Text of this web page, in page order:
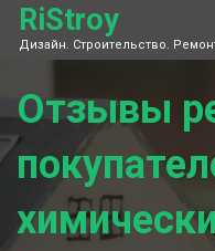
Skip
content
RiStroy
Дизайн. Строительство.
Отзывы